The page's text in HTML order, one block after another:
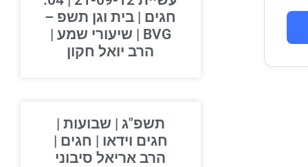
חגים | בית וגן תשפ –
BVG | שיעורי שמע |
הרב יואל חקון
תשפ"ג | שבועות |
חגים וידאו | חגים |
הרב אריאל סיבוני